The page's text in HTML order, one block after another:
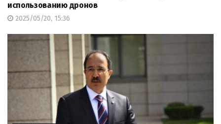
использованию дронов
2025/05/20, 15:36